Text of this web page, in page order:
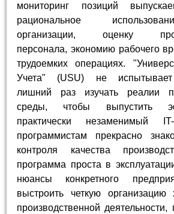
мониторинг позиций
рациональное
организации, оценку
персонала, экономию рабочего
трудоемких операциях.
Учета" (USU) не испытывает
лишний раз изучать реалии
среды, чтобы выпустить
практически незаменимый
программистам прекрасно
контроля качества
программа проста в
нюансы конкретного
выстроить четкую организацию
производственной деятельности,